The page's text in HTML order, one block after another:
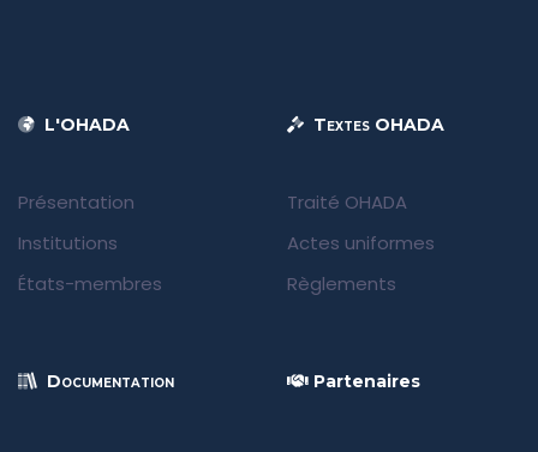
L'OHADA
Présentation
Institutions
États-membres
Textes OHADA
Traité OHADA
Actes uniformes
Règlements
Documentation Partenaires